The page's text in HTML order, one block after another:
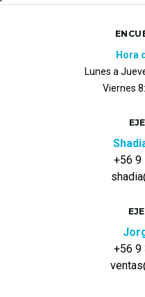
Hora
Lunes a
Viernes
+56 9
+56 9